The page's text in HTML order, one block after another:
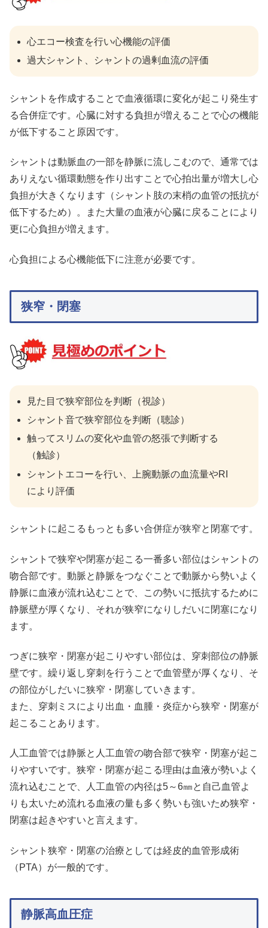
心エコー検査を行い心機能の評価
過大シャント、シャントの過剰血流の評価
シャントを作成することで血液循環に変化が起こり発生す
る合併症です。心臓に対する負担が増えることで心の機能
が低下すること原因です。
シャントは動脈血の一部を静脈に流しこむので、通常では
ありえない循環動態を作り出すことで心拍出量が増大し心
負担が大きくなります（シャント肢の末梢の血管の抵抗が
低下するため）。また大量の血液が心臓に戻ることにより
更に心負担が増えます。
心負担による心機能低下に注意が必要です。
狭窄・閉塞
見た目で狭窄部位を判断（視診）
シャント音で狭窄部位を判断（聴診）
触ってスリムの変化や血管の怒張で判断する
（触診）
シャントエコーを行い、上腕動脈の血流量やRI
により評価
シャントに起こるもっとも多い合併症が狭窄と閉塞です。
シャントで狭窄や閉塞が起こる一番多い部位はシャントの
吻合部です。動脈と静脈をつなぐことで動脈から勢いよく
静脈に血液が流れ込むことで、この勢いに抵抗するために
静脈壁が厚くなり、それが狭窄になりしだいに閉塞になり
ます。
つぎに狭窄・閉塞が起こりやすい部位は、穿刺部位の静脈
壁です。繰り返し穿刺を行うことで血管壁が厚くなり、そ
の部位がしだいに狭窄・閉塞していきます。
また、穿刺ミスにより出血・血腫・炎症から狭窄・閉塞が
起こることあります。
人工血管では静脈と人工血管の吻合部で狭窄・閉塞が起こ
りやすいです。狭窄・閉塞が起こる理由は血液が勢いよく
流れ込むことで、人工血管の内径は5～6㎜と自己血管よ
りも太いため流れる血液の量も多く勢いも強いため狭窄・
閉塞は起きやすいと言えます。
シャント狭窄・閉塞の治療としては経皮的血管形成術
（PTA）が一般的です。
静脈高血圧症